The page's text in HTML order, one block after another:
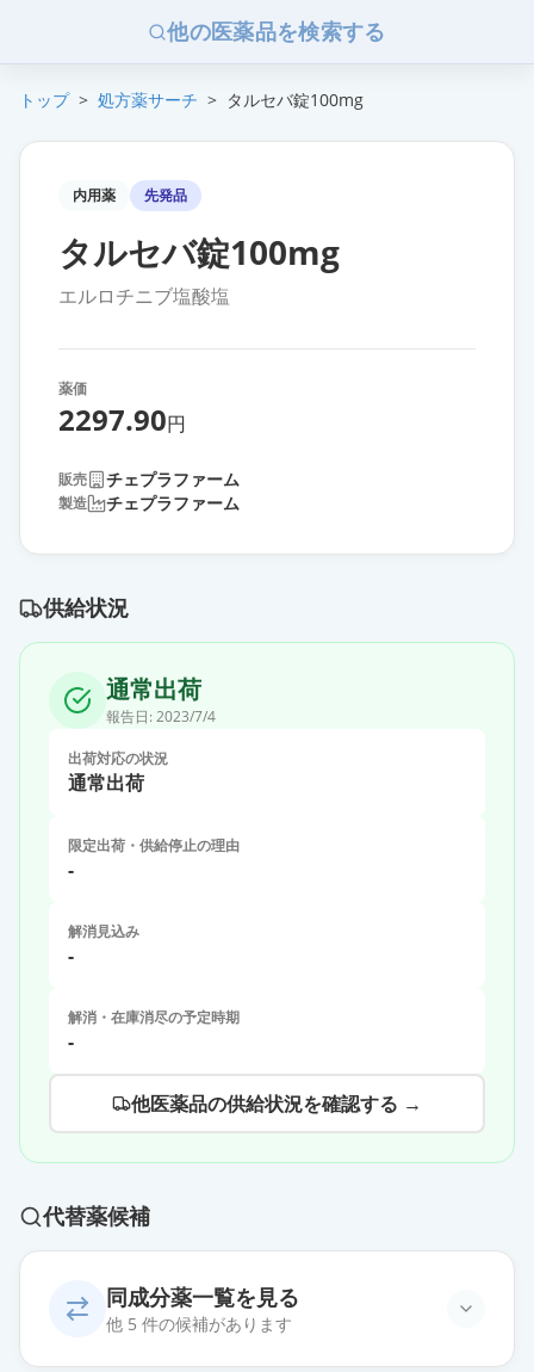
他の医薬品を検索する
トップ > 処方薬サーチ > タルセバ錠100mg
内用薬 先発品
タルセバ錠100mg
エルロチニブ塩酸塩
薬価
2297.90円
販売 チェプラファーム
製造 チェプラファーム
供給状況
通常出荷
報告日: 2023/7/4
出荷対応の状況
通常出荷
限定出荷・供給停止の理由
-
解消見込み
-
解消・在庫消尽の予定時期
-
他医薬品の供給状況を確認する →
代替薬候補
同成分薬一覧を見る
他 5 件の候補があります